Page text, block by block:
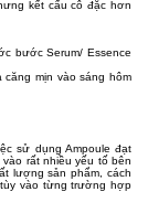
kết cấu cô đặc hơn
bước Serum/ Essence
mịn vào sáng hôm
sử dụng Ampoule đạt
rất nhiều yếu tố bên
lượng sản phẩm, cách
vào từng trường hợp